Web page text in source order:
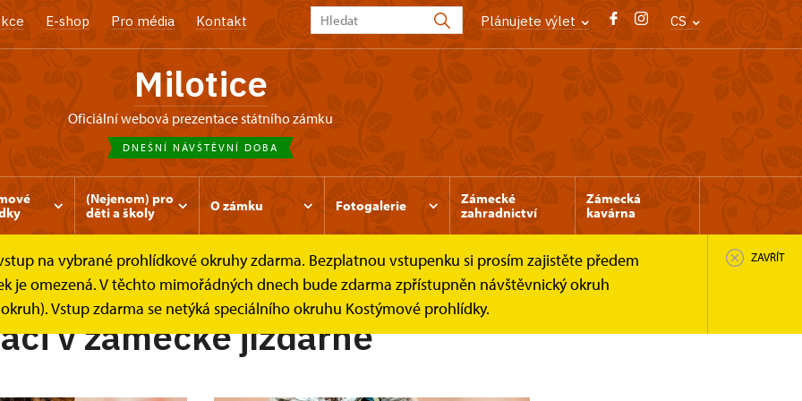
E-shop Pro média Kontakt Plánujete výlet CS
Milotice
oficiální webová prezentace státního zámku
DNEŠNÍ NÁVŠTĚVNÍ DOBA
(Nejenom) pro
děti a školy
O zámku Fotogalerie
Zámecké
zahradnictví
Zámecká
kavárna
na vybrané prohlídkové okruhy zdarma. Bezplatnou vstupenku si prosím zajistěte předem
je omezená. V těchto mimořádných dnech bude zdarma zpřístupněn návštěvnický okruh
Vstup zdarma se netýká speciálního okruhu Kostýmové prohlídky.
ZAVŘÍT
Dravci v zámecké jízdárně
v zámecké jízdárně